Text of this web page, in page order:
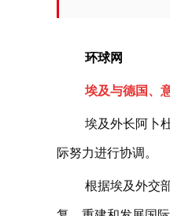
环球网
埃及与德国、
埃及外长阿卜
际努力进行协调。
根据埃及外交